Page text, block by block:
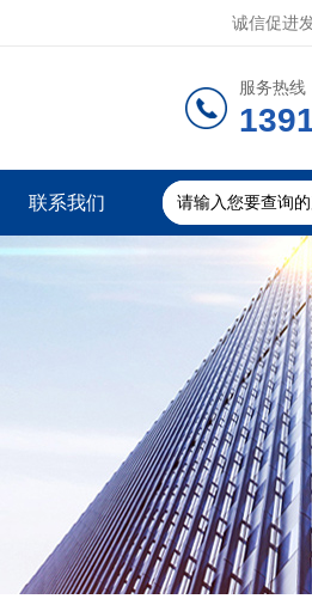
诚信促进
服务热线
联系我们